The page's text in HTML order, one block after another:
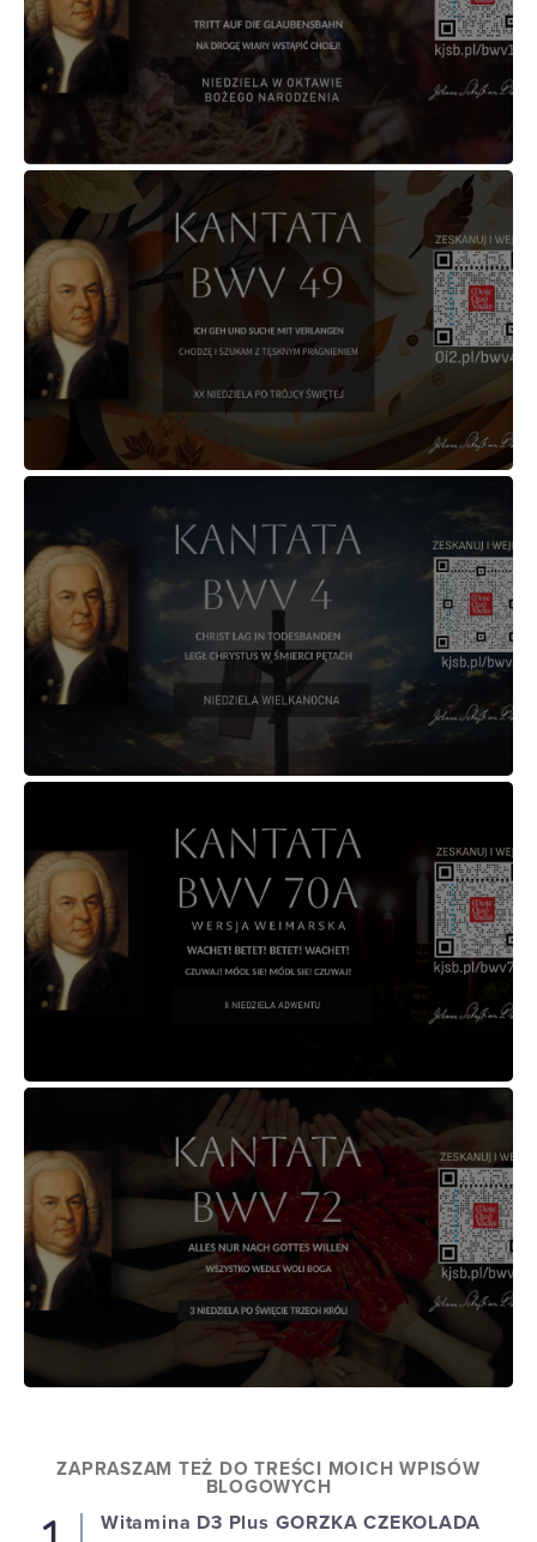
ZAPRASZAM TEŻ DO TREŚCI MOICH WPISÓW
BLOGOWYCH
Witamina D3 Plus GORZKA CZEKOLADA